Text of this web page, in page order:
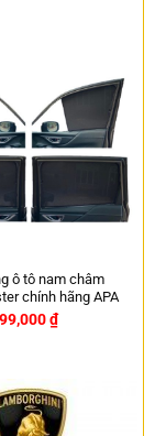
ô tô nam châm
chính hãng APA
₫